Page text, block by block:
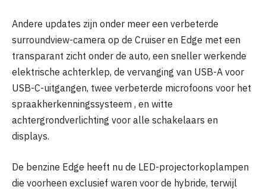
Andere updates zijn onder meer een verbeterde
surroundview-camera op de Cruiser en Edge met een
transparant zicht onder de auto, een sneller werkende
elektrische achterklep, de vervanging van USB-A voor
USB-C-uitgangen, twee verbeterde microfoons voor het
spraakherkenningssysteem , en witte
achtergrondverlichting voor alle schakelaars en
displays.
De benzine Edge heeft nu de LED-projectorkoplampen
die voorheen exclusief waren voor de hybride, terwijl